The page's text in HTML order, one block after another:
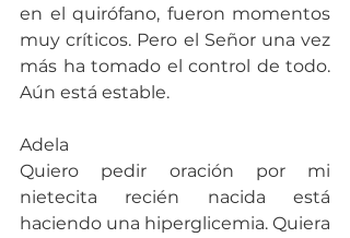
en el quirófano, fueron momentos
muy críticos. Pero el Señor una vez
más ha tomado el control de todo.
Aún está estable.
Adela
Quiero pedir oración por mi
nietecita recién nacida está
haciendo una hiperglicemia. Quiera